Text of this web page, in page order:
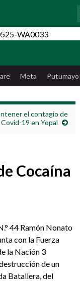
Meta Putumayo
el contagio de
Covid-19 en Yopal
Cocaína
44 Ramón Nonato
con la Fuerza
la Nación 3
de un
Batallera, del